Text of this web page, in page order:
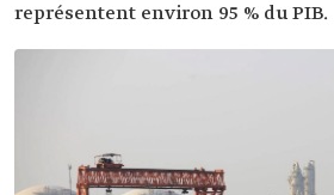
représentent environ 95 % du PIB.